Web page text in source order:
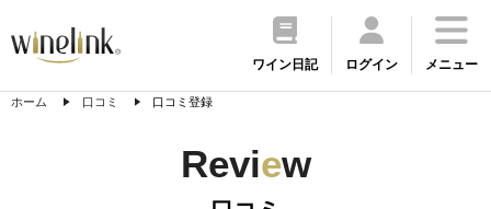
ワイン日記 ログイン メニュー
ホーム 口コミ 口コミ登録
Review